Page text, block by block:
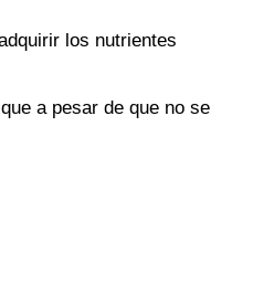
los nutrientes
a pesar de que no se